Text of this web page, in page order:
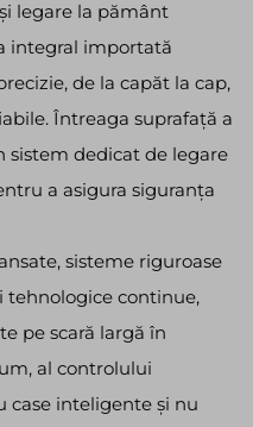
legare la pământ
integral importată
de la capăt la cap,
Întreaga suprafață a
sistem dedicat de legare
a asigura siguranța
sisteme riguroase
tehnologice continue,
pe scară largă în
al controlului
case inteligente și nu